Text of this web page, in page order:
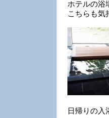
ホテルの浴
こちらも気
日帰りの入